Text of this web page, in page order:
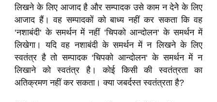
लिखने के लिए आजाद है और सम्पादक उसे काम न देनेे के लिए
आजाद हैं। वह सम्पादकों को बाध्य नहीं कर सकता कि वह
‘नशाबंदी‘ के समर्थन में नहीं ‘चिपको आन्दोलन‘ के समर्थन में
लिखेगा। यदि वह नशाबंदी के समर्थन में न लिखने के लिए
स्वतंत्र है तो सम्पादक ‘चिपको आन्दोलन‘ के समर्थन में न
लिखाने को स्वतंत्र है। कोई किसी की स्वतंत्रता का
अतिक्रमण नहीं कर सकता। क्या जबर्दस्त स्वतंत्रता है?